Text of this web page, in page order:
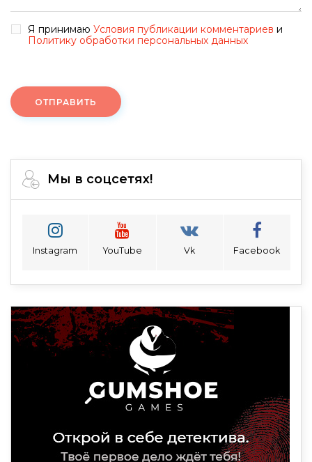
Я принимаю Условия публикации комментариев и
Политику обработки персональных данных
ОТПРАВИТЬ
Мы в соцсетях!
Instagram YouTube Vk Facebook